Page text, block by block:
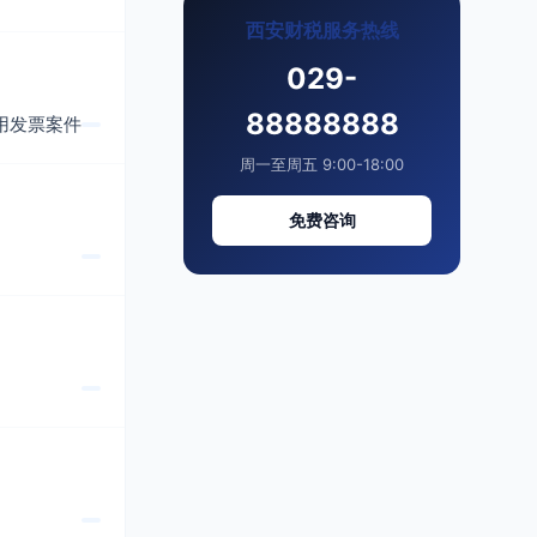
发票案件
西安财税服务热线
029-
88888888
周一至周五 9:00-18:00
免费咨询